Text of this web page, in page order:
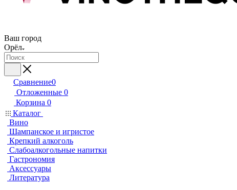
Ваш город
Орёл
Сравнение0
Отложенные 0
Корзина 0
Каталог
Вино
Шампанское и игристое
Крепкий алкоголь
Слабоалкогольные напитки
Гастрономия
Аксессуары
Литература